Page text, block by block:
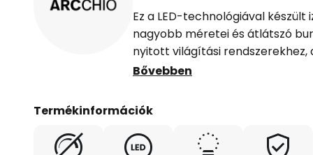
Ez a LED-technológiával készült
nagyobb méretei és átlátszó
nyitott világítási
kiegészíthet. A különösen jó A
Bővebben
Termékinformációk